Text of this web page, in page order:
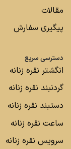
مقالات
پیگیری سفارش
دسترسی سریع
انگشتر نقره زنانه
گردنبند نقره زنانه
دستبند نقره زنانه
ساعت نقره زنانه
سرویس نقره زنانه